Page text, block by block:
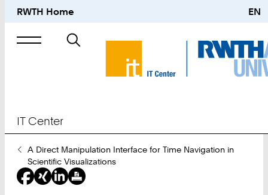
RWTH Home EN
Suche
nach
IT Center
Sie
sind
hier:
A Direct Manipulation Interface for Time Navigation in
Scientific Visualizations